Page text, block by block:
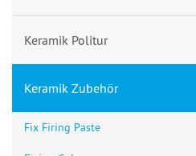
Keramik Politur
Keramik Zubehör
Fix Firing Paste